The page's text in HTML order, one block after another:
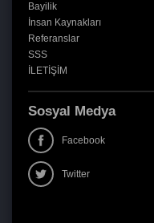
Bayilik
İnsan Kaynakları
Referanslar
SSS
İLETİŞİM
Sosyal Medya
Facebook
Twitter